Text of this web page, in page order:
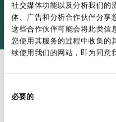
社交媒体功能以及分析我们的
体、广告和分析合作伙伴分享
这些合作伙伴可能会将此类信
您使用其服务的过程中收集的
续使用我们的网站，即为同意
必要的
13 九月